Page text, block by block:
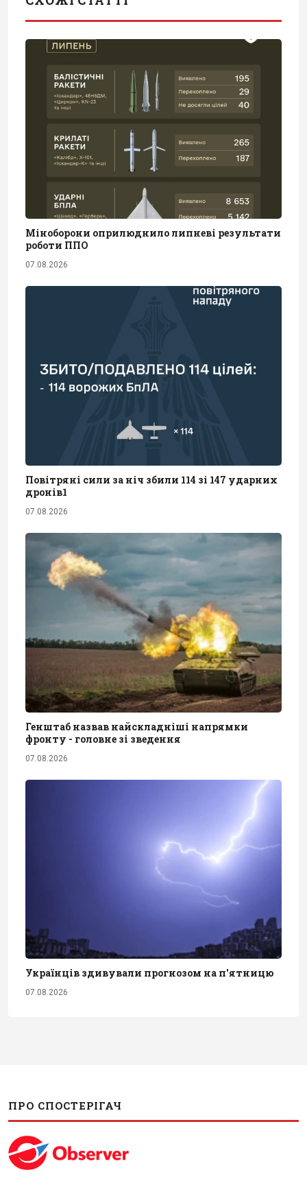
Міноборони оприлюднило липневі результати
роботи ППО
07.08.2026
Повітряні сили за ніч збили 114 зі 147 ударних
дронів1
07.08.2026
Генштаб назвав найскладніші напрямки
фронту - головне зі зведення
07.08.2026
Українців здивували прогнозом на п'ятницю
07.08.2026
ПРО СПОСТЕРІГАЧ